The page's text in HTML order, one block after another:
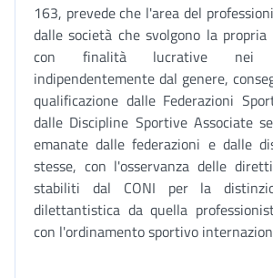
163, prevede che l'area del
dalle società che svolgono la
con finalità lucrative nei
indipendentemente dal genere,
qualificazione dalle Federazioni
dalle Discipline Sportive Associate
emanate dalle federazioni e dalle
stesse, con l'osservanza delle
stabiliti dal CONI per la
dilettantistica da quella
con l'ordinamento sportivo